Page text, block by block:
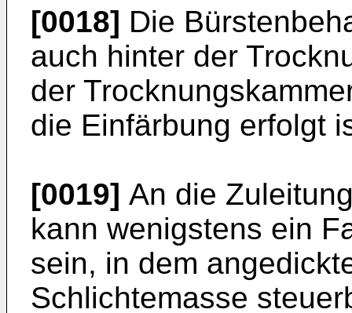
[0018] Die
auch hinter der
der
die Einfärbung erfolgt
[0019] An die
kann wenigstens ein
sein, in dem
Schlichtemasse